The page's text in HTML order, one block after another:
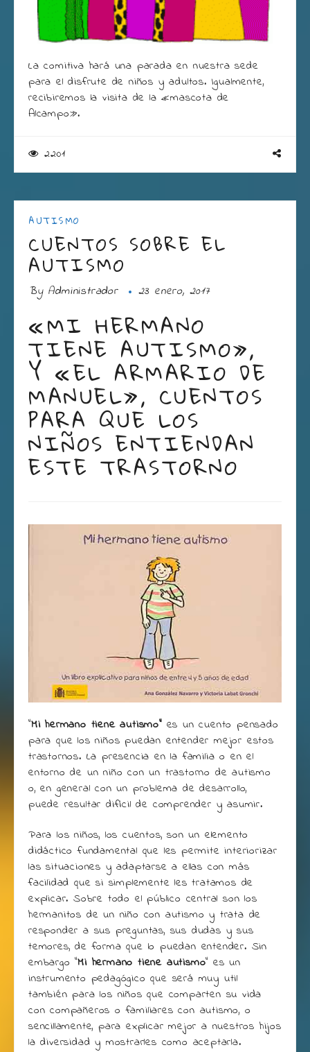
La comitiva hará una parada en nuestra sede
para el disfrute de niños y adultos. Igualmente,
recibiremos la visita de la «mascota de
Alcampo».
2201
AUTISMO
CUENTOS SOBRE EL
AUTISMO
By Administrador 23 enero, 2017
«MI HERMANO
TIENE AUTISMO»,
Y «EL ARMARIO DE
MANUEL», CUENTOS
PARA QUE LOS
NIÑOS ENTIENDAN
ESTE TRASTORNO
“Mi hermano tiene autismo”es un cuento pensado
para que los niños puedan entender mejor estos
trastornos. La presencia en la familia o en el
entorno de un niño con un trastorno de autismo
o, en general con un problema de desarrollo,
puede resultar difícil de comprender y asumir.
Para los niños, los cuentos, son un elemento
didáctico fundamental que les permite interiorizar
las situaciones y adaptarse a ellas con más
facilidad que si simplemente les tratamos de
explicar. Sobre todo el público central son los
hermanitos de un niño con autismo y trata de
responder a sus preguntas, sus dudas y sus
temores, de forma que lo puedan entender. Sin
embargo “Mi hermano tiene autismo“ es un
instrumento pedagógico que será muy util
también para los niños que comparten su vida
con compañeros o familiares con autismo, o
sencillamente, para explicar mejor a nuestros hijos
la diversidad y mostrarles como aceptarla.